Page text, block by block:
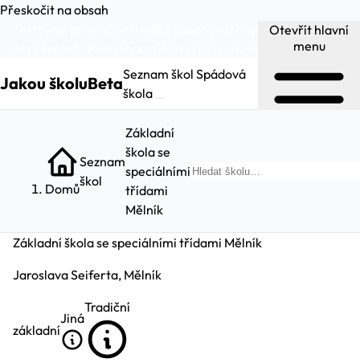
Přeskočit na obsah
Testovací provoz, web může obsahovat chyby a
dejte nám vědět.
Jakou školuBetaSeznam škol Spádová
škola
Otevřít hlavní
menu
Domů
Seznam
škol
Základní
škola se
speciálními
třídami
Mělník
Základní škola se speciálními třídami Mělník
Jaroslava Seiferta, Mělník
základní
Jiná
Tradiční